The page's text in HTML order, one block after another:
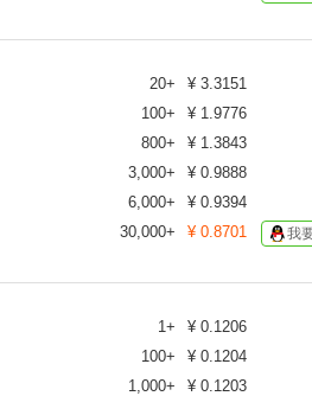
20+ ¥ 3.3151
100+ ¥ 1.9776
800+ ¥ 1.3843
3,000+ ¥ 0.9888
6,000+ ¥ 0.9394
30,000+ ¥ 0.8701 我
1+ ¥ 0.1206
100+ ¥ 0.1204
1,000+ ¥ 0.1203